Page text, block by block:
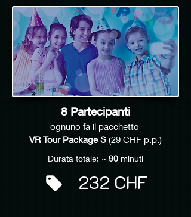
8 Partecipanti
ognuno fa il pacchetto
VR Tour Package S (29 CHF p.p.)
Durata totale: ~ 90 minuti
232 CHF